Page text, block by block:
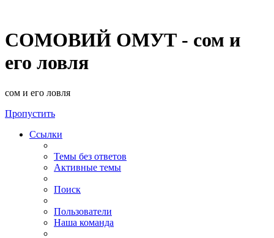
СОМОВИЙ ОМУТ - сом и
его ловля
сом и его ловля
Пропустить
Ссылки
Темы без ответов
Активные темы
Поиск
Пользователи
Наша команда